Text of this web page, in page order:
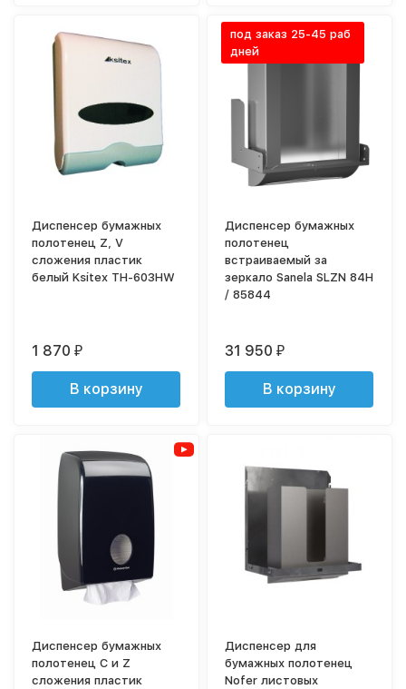
Диспенсер бумажных
полотенец Z, V
сложения пластик
белый Ksitex ТН-603HW
1 870₽
В корзину
под заказ 25-45 раб
дней
Диспенсер бумажных
полотенец
встраиваемый за
зеркалo Sanela SLZN 84H
/ 85844
31 950₽
В корзину
Диспенсер бумажных
полотенец С и Z
сложения пластик
Диспенсер для
бумажных полотенец
Nofer листовых